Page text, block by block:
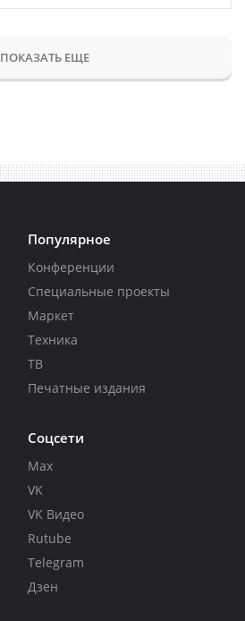
ПОКАЗАТЬ ЕЩЕ
Популярное
Конференции
Специальные проекты
Маркет
Техника
ТВ
Печатные издания
Соцсети
Max
VK
VK Видео
Rutube
Telegram
Дзен